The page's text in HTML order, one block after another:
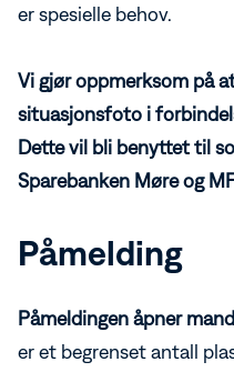
er spesielle behov.
Vi gjør oppmerksom på
situasjonsfoto i
Dette vil bli benyttet til
Sparebanken Møre og
Påmelding
Påmeldingen åpner
er et begrenset antall